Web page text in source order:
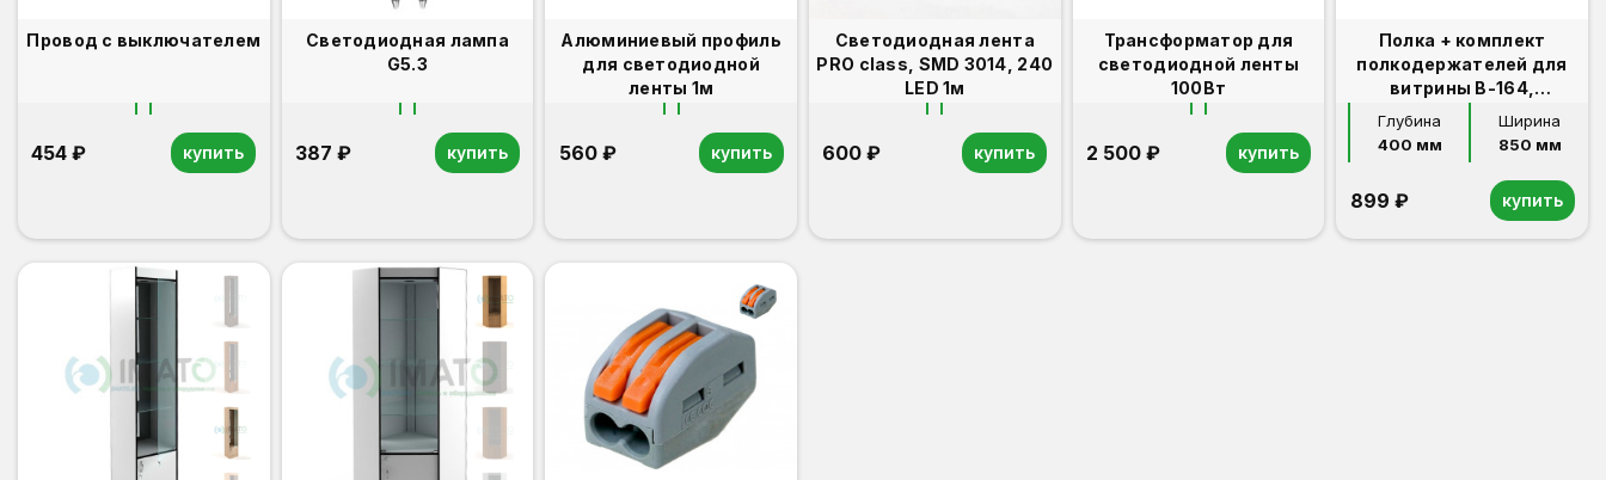
Провод с выключателем
454 ₽ купить
Светодиодная лампа
G5.3
387 ₽ купить
Алюминиевый профиль
для светодиодной
ленты 1м
560 ₽ купить
Светодиодная лента
PRO class, SMD 3014, 240
LED 1м
600 ₽ купить
Трансформатор для
светодиодной ленты
100Вт
2 500 ₽ купить
Полка + комплект
полкодержателей для
витрины В-164,
В-206,В-406.
Глубина
400 мм
Ширина
850 мм
899 ₽ купить